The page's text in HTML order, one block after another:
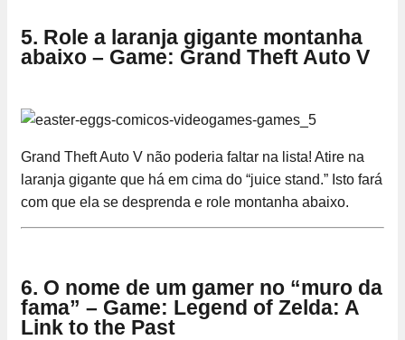
5. Role a laranja gigante montanha
abaixo – Game: Grand Theft Auto V
Grand Theft Auto V não poderia faltar na lista! Atire na
laranja gigante que há em cima do “juice stand.” Isto fará
com que ela se desprenda e role montanha abaixo.
6. O nome de um gamer no “muro da
fama” – Game: Legend of Zelda: A
Link to the Past